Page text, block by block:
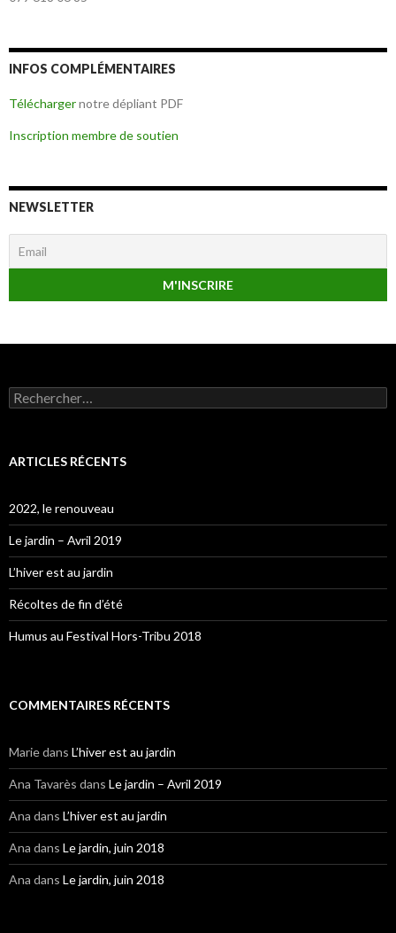
INFOS COMPLÉMENTAIRES
Téléchargernotre dépliant PDF
Inscription membre de soutien
NEWSLETTER
Rechercher :
ARTICLES RÉCENTS
2022, le renouveau
Le jardin – Avril 2019
L’hiver est au jardin
Récoltes de fin d’été
Humus au Festival Hors-Tribu 2018
COMMENTAIRES RÉCENTS
Mariedans L’hiver est au jardin
Ana Tavarès dans Le jardin – Avril 2019
Ana dans L’hiver est au jardin
Ana dans Le jardin, juin 2018
Ana dans Le jardin, juin 2018